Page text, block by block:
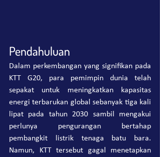
Pendahuluan
Dalam perkembangan yang signifikan pada
KTT G20, para pemimpin dunia telah
sepakat untuk meningkatkan kapasitas
energi terbarukan global sebanyak tiga kali
lipat pada tahun 2030 sambil mengakui
perlunya pengurangan bertahap
pembangkit listrik tenaga batu bara.
Namun, KTT tersebut gagal menetapkan